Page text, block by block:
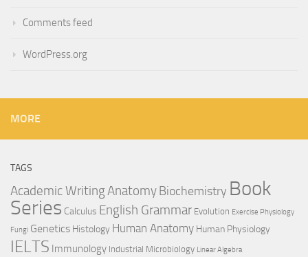
Comments feed
WordPress.org
MORE
TAGS
Academic WritingAnatomy Biochemistry Book
Series Calculus English Grammar Evolution Exercise Physiology
Fungi Genetics Histology Human Anatomy Human Physiology
IELTS Immunology Industrial Microbiology Linear Algebra